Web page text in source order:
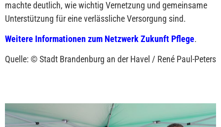
machte deutlich, wie wichtig Vernetzung und gemeinsame
Unterstützung für eine verlässliche Versorgung sind.
Weitere Informationen zum Netzwerk Zukunft Pflege.
Quelle: © Stadt Brandenburg an der Havel / René Paul-Peters